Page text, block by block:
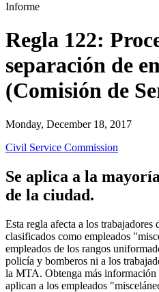
Informe
Regla 122:
separación de
(Comisión de
Monday, December 18, 2017
Civil Service Commission
Se aplica a la
de la ciudad.
Esta regla afecta a los trabajadores
clasificados como empleados
empleados de los rangos
policía y bomberos ni a los
la MTA. Obtenga más información
aplican a los empleados